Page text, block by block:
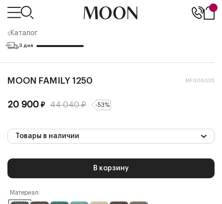
Каталог
3 дня
MOON FAMILY 1250 MF006035
20 900 ₽ 44 040₽ -53%
Товары в наличии
В корзину
Материал: